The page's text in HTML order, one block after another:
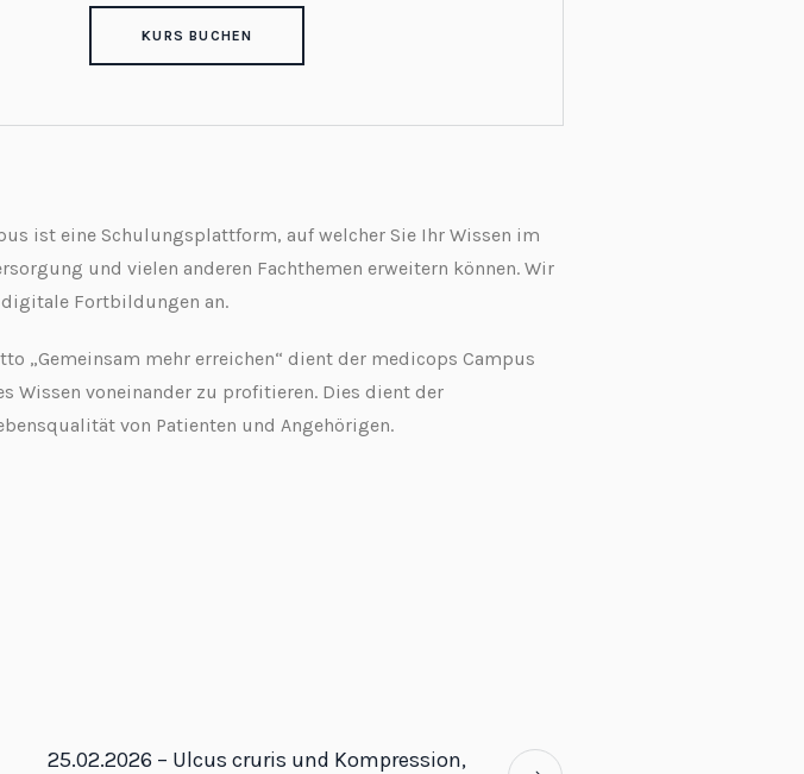
KURS BUCHEN
ist eine Schulungsplattform, auf welcher Sie Ihr Wissen im
und vielen anderen Fachthemen erweitern können. Wir
Fortbildungen an.
„Gemeinsam mehr erreichen“ dient der medicops Campus
Wissen voneinander zu profitieren. Dies dient der
von Patienten und Angehörigen.
25.02.2026 – Ulcus cruris und Kompression,